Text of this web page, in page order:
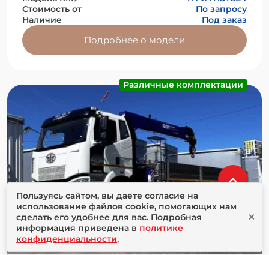
Стоимость от
По запросу
Наличие
Под заказ
Подробнее о модели
Различные комплектации
Пользуясь сайтом, вы даете согласие на
использование файлов cookie, помогающих нам
сделать его удобнее для вас. Подробная
информация приведена в политике
конфиденциальности.
×